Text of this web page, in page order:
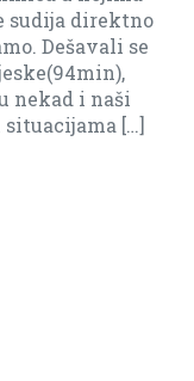
se
naši
[…]